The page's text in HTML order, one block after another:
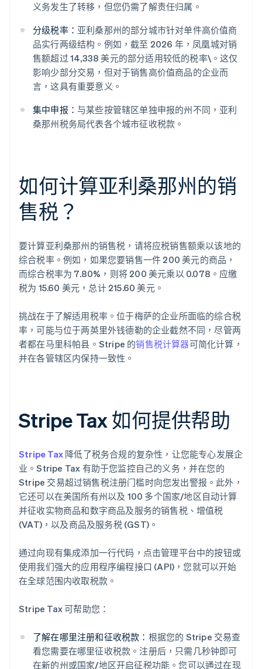
义务发生了转移，但您仍需了解责任归属。
分级税率： 亚利桑那州的部分城市针对单件高价值商
品实行两级结构。例如，截至 2026 年，凤凰城对销
售额超过 14,338 美元的部分适用较低的税率\。这仅
影响少部分交易，但对于销售高价值商品的企业而
言，这具有重要意义。
集中申报： 与某些按管辖区单独申报的州不同，亚利
桑那州税务局代表各个城市征收税款。
如何计算亚利桑那州的销
售税？
要计算亚利桑那州的销售税，请将应税销售额乘以该地的
综合税率。例如，如果您要销售一件 200 美元的商品，
而综合税率为 7.80%，则将 200 美元乘以 0.078。应缴
税为 15.60 美元，总计 215.60 美元。
挑战在于了解适用税率。位于梅萨的企业所面临的综合税
率，可能与位于两英里外钱德勒的企业截然不同，尽管两
者都在马里科帕县。Stripe 的销售税计算器可简化计算，
并在各管辖区内保持一致性。
Stripe Tax 如何提供帮助
Stripe Tax 降低了税务合规的复杂性，让您能专心发展企
业。Stripe Tax 有助于您监控自己的义务，并在您的
Stripe 交易超过销售税注册门槛时向您发出警报。此外，
它还可以在美国所有州以及 100 多个国家/地区自动计算
并征收实物商品和数字商品及服务的销售税、增值税
(VAT)，以及商品及服务税 (GST)。
通过向现有集成添加一行代码，点击管理平台中的按钮或
使用我们强大的应用程序编程接口 (API)，您就可以开始
在全球范围内收取税款。
Stripe Tax 可帮助您：
了解在哪里注册和征收税款： 根据您的 Stripe 交易查
看您需要在哪里征收税款。注册后，只需几秒钟即可
在新的州或国家/地区开启征税功能。您可以通过在现